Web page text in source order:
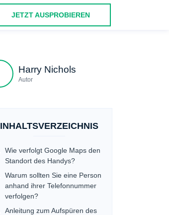
JETZT AUSPROBIEREN
Harry Nichols
Autor
INHALTSVERZEICHNIS
Wie verfolgt Google Maps den
Standort des Handys?
Warum sollten Sie eine Person
anhand ihrer Telefonnummer
verfolgen?
Anleitung zum Aufspüren des
Schlussfolgerung FAQ